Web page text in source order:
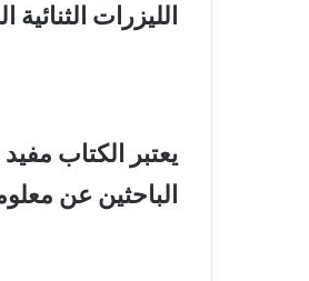
الليزرات
يعتبر الكتاب
الباحثين عن